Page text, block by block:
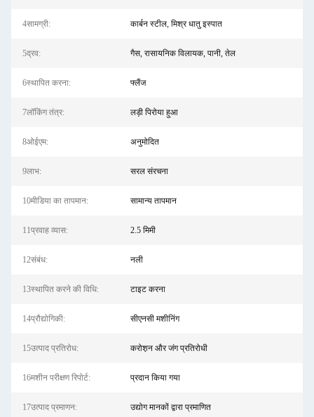
4सामग्री: कार्बन स्टील, मिश्र धातु इस्पात
5द्रव: गैस, रासायनिक विलायक, पानी, तेल
6स्थापित करना: फ्लैंज
7लॉकिंग तंत्र: लड़ी पिरोया हुआ
8ओईएम: अनुमोदित
9लाभ: सरल संरचना
10मीडिया का तापमान: सामान्य तापमान
11प्रवाह व्यास: 2.5 मिमी
12संबंध: नली
13स्थापित करने की विधि: टाइट करना
14प्रौद्योगिकी: सीएनसी मशीनिंग
15उत्पाद प्रतिरोध: करोश़न और जंग प्रतिरोधी
16मशीन परीक्षण रिपोर्ट: प्रदान किया गया
17उत्पाद प्रमाणन: उद्योग मानकों द्वारा प्रमाणित